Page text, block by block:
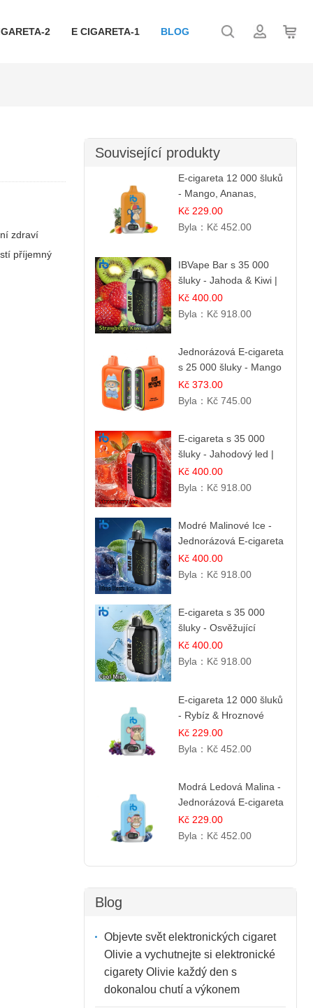
2 E CIGARETA-1 BLOG
zdraví
příjemný
Související produkty
E-cigareta 12 000 šluků
- Mango, Ananas,
Broskev | Tropická
ovocná směs
Kč 229.00
Byla： Kč 452.00
IBVape Bar s 35 000
šluky - Jahoda & Kiwi |
Osvěžující ovocná
směs
Kč 400.00
Byla： Kč 918.00
Jednorázová E-cigareta
s 25 000 šluky - Mango
& Ananas | Exotická
ovocná směs
Kč 373.00
Byla： Kč 745.00
E-cigareta s 35 000
šluky - Jahodový led |
Chladivá fresh příchuť
Kč 400.00
Byla： Kč 918.00
Modré Malinové Ice -
Jednorázová E-cigareta
s 35 000 šluky | Ibvape
Kč 400.00
Byla： Kč 918.00
E-cigareta s 35 000
šluky - Osvěžující
mentol | Čistá a svěží
chuť
Kč 400.00
Byla： Kč 918.00
E-cigareta 12 000 šluků
- Rybíz & Hroznové
Víno
Kč 229.00
Byla： Kč 452.00
Modrá Ledová Malina -
Jednorázová E-cigareta
12 000 šluků |
Osvěžující Bobulová
Kč 229.00
Byla： Kč 452.00
Blog
Objevte svět elektronických cigaret
Olivie a vychutnejte si elektronické
cigarety Olivie každý den s
dokonalou chutí a výkonem